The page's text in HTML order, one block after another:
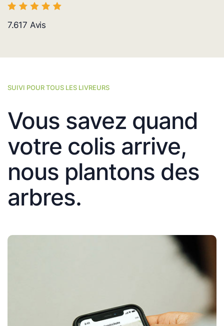
7.617 Avis
SUIVI POUR TOUS LES LIVREURS
Vous savez quand
votre colis arrive,
nous plantons des
arbres.